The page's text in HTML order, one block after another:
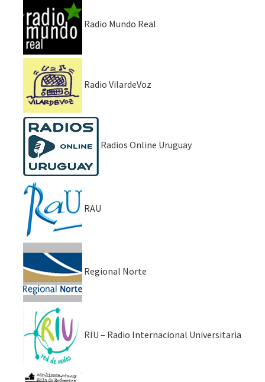
Radio Mundo Real
Radio VilardeVoz
Radios Online Uruguay
RAU
Regional Norte
RIU – Radio Internacional Universitaria